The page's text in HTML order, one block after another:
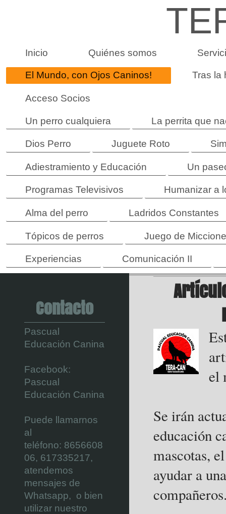
Inicio Quiénes somos
El Mundo, con Ojos Caninos! Tras la
Acceso Socios
Un perro cualquiera La perrita que
Dios Perro Juguete Roto
Adiestramiento y Educación Un
Programas Televisivos Humanizar a
Alma del perro Ladridos Constantes
Tópicos de perros Juego de
Experiencias Comunicación II
el
Se irán
educación
mascotas,
ayudar a
Contacto
Pascual
Educación Canina
Facebook:
Pascual
Educación Canina
Puede llamarnos
al
teléfono: 8656608
06, 617335217,
atendemos
mensajes de
Whatsapp, o bien
utilizar nuestro